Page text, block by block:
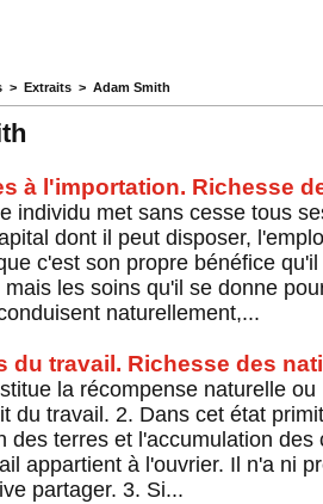
> Extraits > Adam Smith
à l'importation. Richesse
individu met sans cesse tous
dont il peut disposer,
c'est son propre bénéfice
les soins qu'il se donne
naturellement,...
du travail. Richesse des
la récompense naturelle
du travail. 2. Dans cet état
des terres et l'accumulation
appartient à l'ouvrier. Il n'a ni
partager. 3. Si...